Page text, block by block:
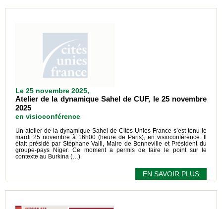
Le 25 novembre 2025,
Atelier de la dynamique Sahel de CUF, le 25 novembre
2025
en visioconférence
Un atelier de la dynamique Sahel de Cités Unies France s’est tenu le
mardi 25 novembre à 16h00 (heure de Paris), en visioconférence. Il
était présidé par Stéphane Valli, Maire de Bonneville et Président du
groupe-pays Niger. Ce moment a permis de faire le point sur le
contexte au Burkina (…)
EN SAVOIR PLUS